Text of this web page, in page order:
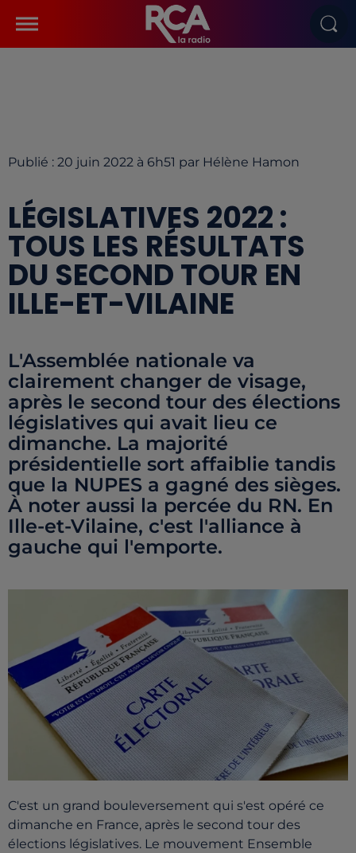
Publié : 20 juin 2022 à 6h51 par Hélène Hamon
LÉGISLATIVES 2022 :
TOUS LES RÉSULTATS
DU SECOND TOUR EN
ILLE-ET-VILAINE
L'Assemblée nationale va
clairement changer de visage,
après le second tour des élections
législatives qui avait lieu ce
dimanche. La majorité
présidentielle sort affaiblie tandis
que la NUPES a gagné des sièges.
À noter aussi la percée du RN. En
Ille-et-Vilaine, c'est l'alliance à
gauche qui l'emporte.
C'est un grand bouleversement qui s'est opéré ce
dimanche en France, après le second tour des
élections législatives. Le mouvement Ensemble